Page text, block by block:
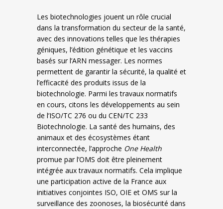
Les biotechnologies jouent un rôle crucial
dans la transformation du secteur de la santé,
avec des innovations telles que les thérapies
géniques, l’édition génétique et les vaccins
basés sur l’ARN messager. Les normes
permettent de garantir la sécurité, la qualité et
l’efficacité des produits issus de la
biotechnologie. Parmi les travaux normatifs
en cours, citons les développements au sein
de l’ISO/TC 276 ou du CEN/TC 233
Biotechnologie. La santé des humains, des
animaux et des écosystèmes étant
interconnectée, l’approche One Health
promue par l’OMS doit être pleinement
intégrée aux travaux normatifs. Cela implique
une participation active de la France aux
initiatives conjointes ISO, OIE et OMS sur la
surveillance des zoonoses, la biosécurité dans